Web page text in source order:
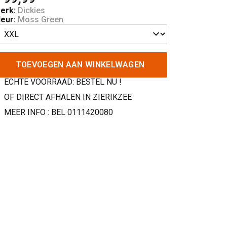
Dickies
Moss Green
TOEVOEGEN AAN WINKELWAGEN
ECHTE VOORRAAD: BESTEL NU !
OF DIRECT AFHALEN IN ZIERIKZEE
MEER INFO : BEL 0111420080